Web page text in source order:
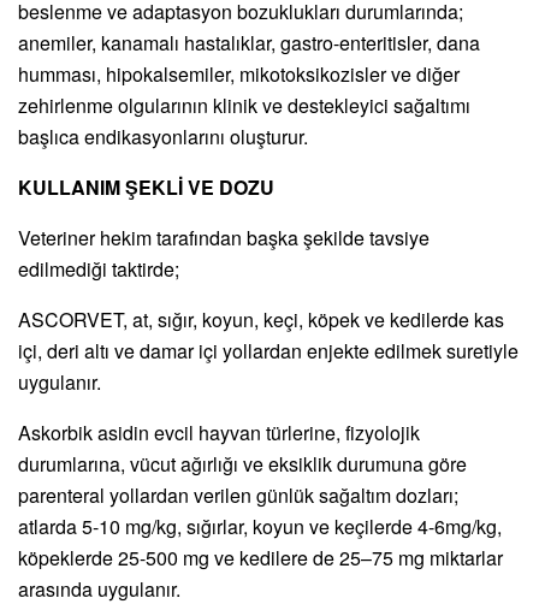
beslenme ve adaptasyon bozuklukları durumlarında;
anemiler, kanamalı hastalıklar, gastro-enteritisler, dana
humması, hipokalsemiler, mikotoksikozisler ve diğer
zehirlenme olgularının klinik ve destekleyici sağaltımı
başlıca endikasyonlarını oluşturur.
KULLANIM ŞEKLİ VE DOZU
Veteriner hekim tarafından başka şekilde tavsiye
edilmediği taktirde;
ASCORVET, at, sığır, koyun, keçi, köpek ve kedilerde kas
içi, deri altı ve damar içi yollardan enjekte edilmek suretiyle
uygulanır.
Askorbik asidin evcil hayvan türlerine, fizyolojik
durumlarına, vücut ağırlığı ve eksiklik durumuna göre
parenteral yollardan verilen günlük sağaltım dozları;
atlarda 5-10 mg/kg, sığırlar, koyun ve keçilerde 4-6mg/kg,
köpeklerde 25-500 mg ve kedilere de 25–75 mg miktarlar
arasında uygulanır.